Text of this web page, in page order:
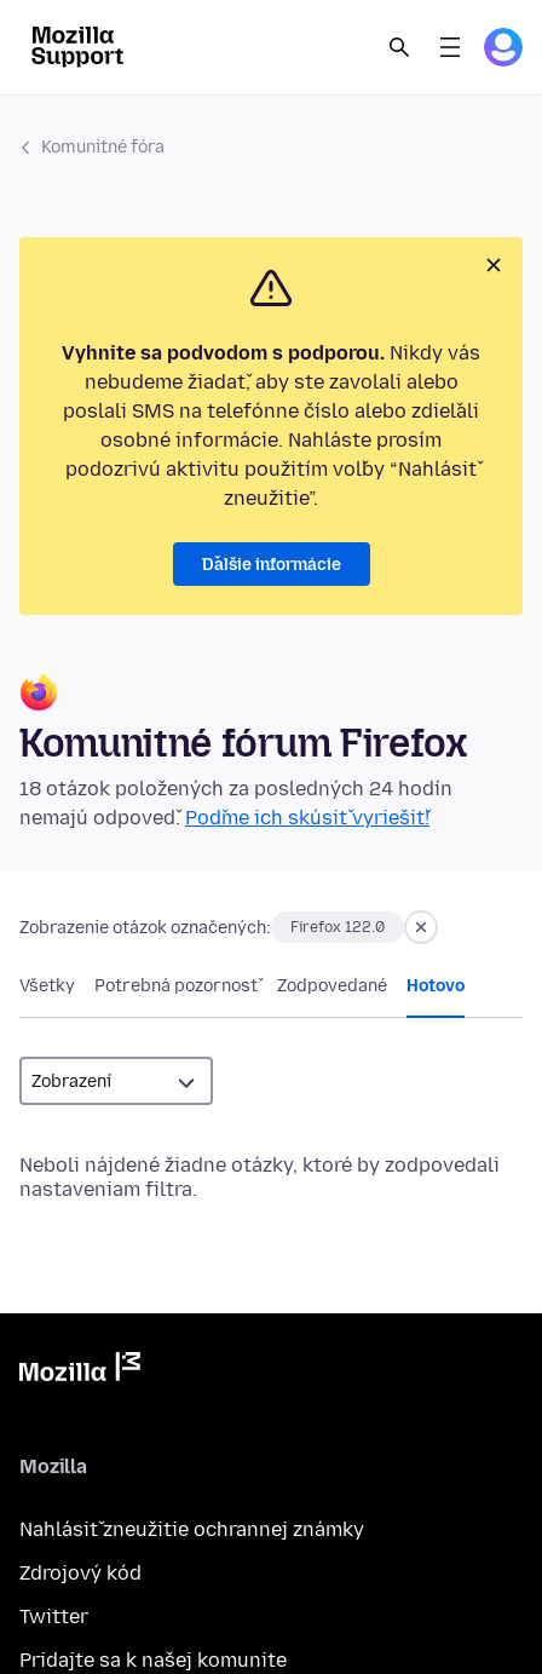
Komunitné fóra
Vyhnite sa podvodom s podporou. Nikdy vás
nebudeme žiadať, aby ste zavolali alebo
poslali SMS na telefónne číslo alebo zdieľali
osobné informácie. Nahláste prosím
podozrivú aktivitu použitím voľby “Nahlásiť
zneužitie”.
Ďalšie informácie
Komunitné fórum Firefox
18 otázok položených za posledných 24 hodín
nemajú odpoveď.Poďme ich skúsiť vyriešiť!
Zobrazenie otázok označených: Firefox 122.0
Všetky Potrebná pozornosť Zodpovedané Hotovo
Neboli nájdené žiadne otázky, ktoré by zodpovedali
nastaveniam filtra.
Mozilla
Nahlásiť zneužitie ochrannej známky
Zdrojový kód
Twitter
Pridajte sa k našej komunite